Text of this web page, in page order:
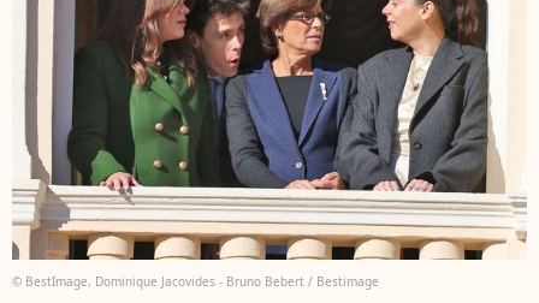
© BestImage, Dominique Jacovides - Bruno Bebert / Bestimage